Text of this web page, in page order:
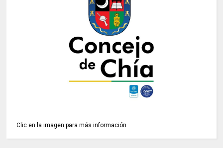
Clic en la imagen para más información